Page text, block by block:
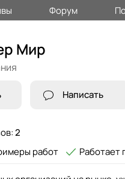
Форум
Мир
Написать
2
работ Работает